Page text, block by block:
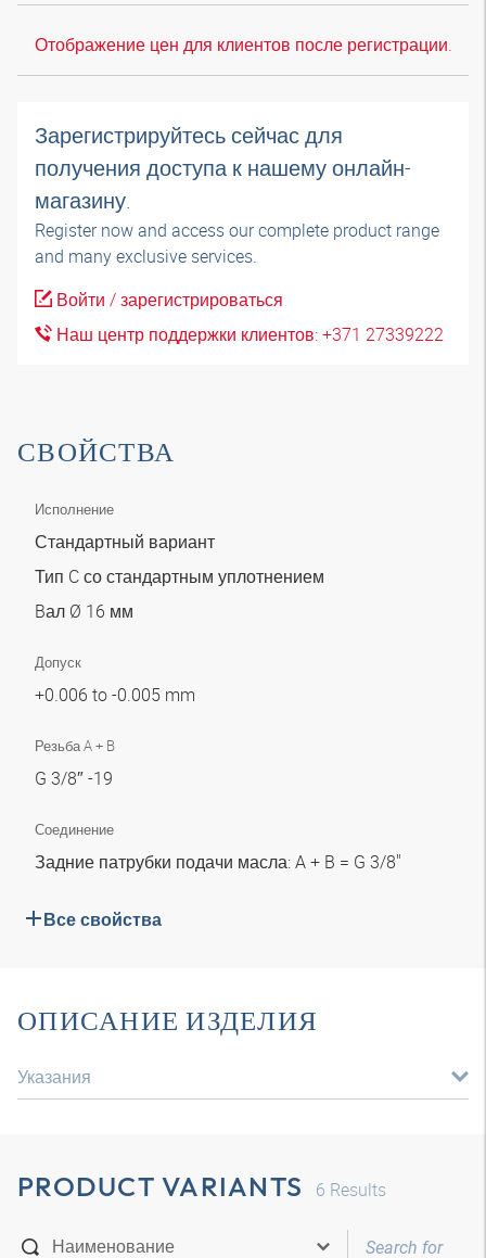
Отображение цен для клиентов после регистрации.
Зарегистрируйтесь сейчас для
получения доступа к нашему онлайн-
магазину.
Register now and access our complete product range
and many exclusive services.
Войти / зарегистрироваться
Наш центр поддержки клиентов: +371 27339222
СВОЙСТВА
Исполнение
Стандартный вариант
Тип C со стандартным уплотнением
Bал Ø 16 мм
Допуск
+0.006 to -0.005 mm
Резьба A + B
G 3/8″ -19
Соединение
Задние патрубки подачи масла: A + B = G 3/8"
Все свойства
ОПИСАНИЕ ИЗДЕЛИЯ
Указания
PRODUCT VARIANTS 6 Results